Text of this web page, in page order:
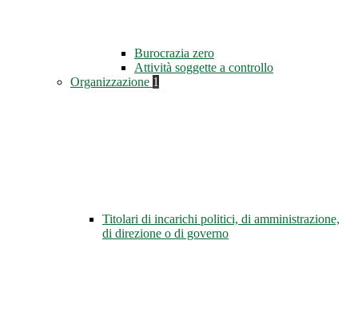
Burocrazia zero
Attività soggette a controllo
Organizzazione 1
Titolari di incarichi politici, di amministrazione,
di direzione o di governo